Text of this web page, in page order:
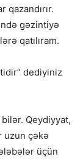
qazandırır.
gəzintiyə
qatılıram.
dediyiniz
Qeydiyyat,
uzun çəkə
üçün